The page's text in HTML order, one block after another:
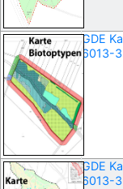
GDE
6013-
GDE
6013-